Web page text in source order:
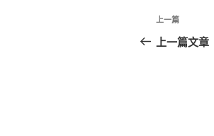
文
章
上
一
上一篇
上一篇文章